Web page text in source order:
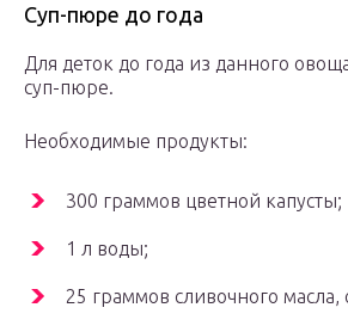
Суп-пюре до года
Для деток до года из данного
суп-пюре.
Необходимые продукты:
300 граммов цветной капусты;
1 л воды;
25 граммов сливочного масла,